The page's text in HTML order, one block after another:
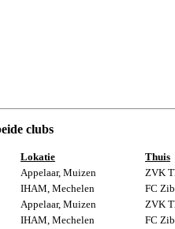
clubs
Lokatie
Thuis
Appelaar, Muizen
ZVK
IHAM, Mechelen
FC
Appelaar, Muizen
ZVK
IHAM, Mechelen
FC